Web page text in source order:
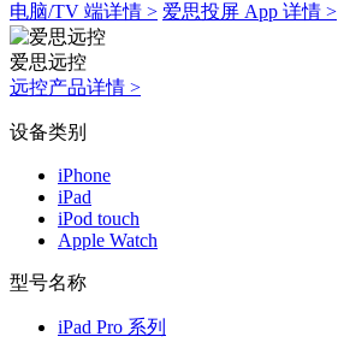
电脑/TV 端详情 > 爱思投屏 App 详情 >
爱思远控
远控产品详情 >
设备类别
iPhone
iPad
iPod touch
Apple Watch
型号名称
iPad Pro 系列